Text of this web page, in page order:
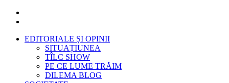
EDITORIALE ȘI OPINII
SITUAȚIUNEA
TÎLC SHOW
PE CE LUME TRĂIM
DILEMA BLOG